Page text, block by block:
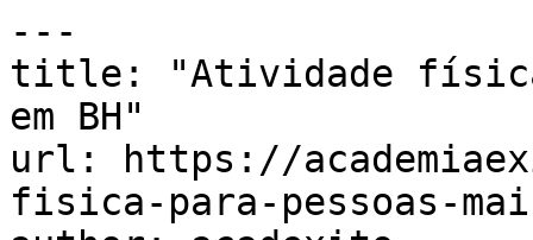
---
title: "Atividade física
em BH"
url: https://
fisica-para-pessoas-